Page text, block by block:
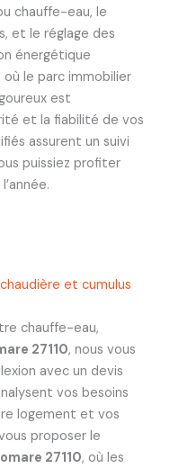
chauffe-eau, le
et le réglage des
énergétique
où le parc immobilier
est
et la fiabilité de vos
assurent un suivi
puissiez profiter
et cumulus
chauffe-eau,
27110, nous vous
avec un devis
vos besoins
logement et vos
proposer le
27110, où les